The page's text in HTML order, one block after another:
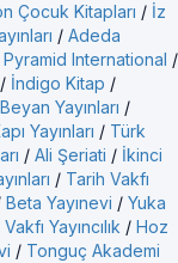
Çocuk Kitapları / İz
/ Adeda
Pyramid International /
/ İndigo Kitap /
Beyan Yayınları /
Yayınları / Türk
/ Ali Şeriati / İkinci
/ Tarih Vakfı
Beta Yayınevi / Yuka
Yayıncılık / Hoz
/ Tonguç Akademi